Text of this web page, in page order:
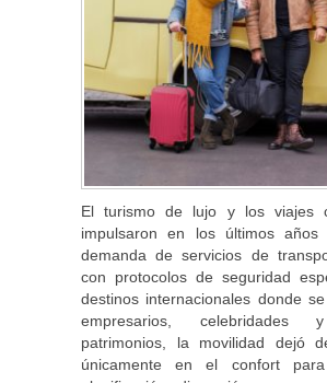
El turismo de lujo y los viajes
impulsaron en los últimos años
demanda de servicios de
con protocolos de seguridad
destinos internacionales donde
empresarios, celebridades
patrimonios, la movilidad dejó
únicamente en el confort para